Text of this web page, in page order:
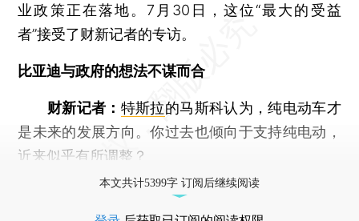
业政策正在落地。7月30日，这位“最大的受益
者”接受了财新记者的专访。
比亚迪与政府的想法不谋而合
财新记者： 特斯拉的马斯科认为，纯电动车才
是未来的发展方向。你过去也倾向于支持纯电动，
近来似乎有所调整？
本文共计5399字 订阅后继续阅读